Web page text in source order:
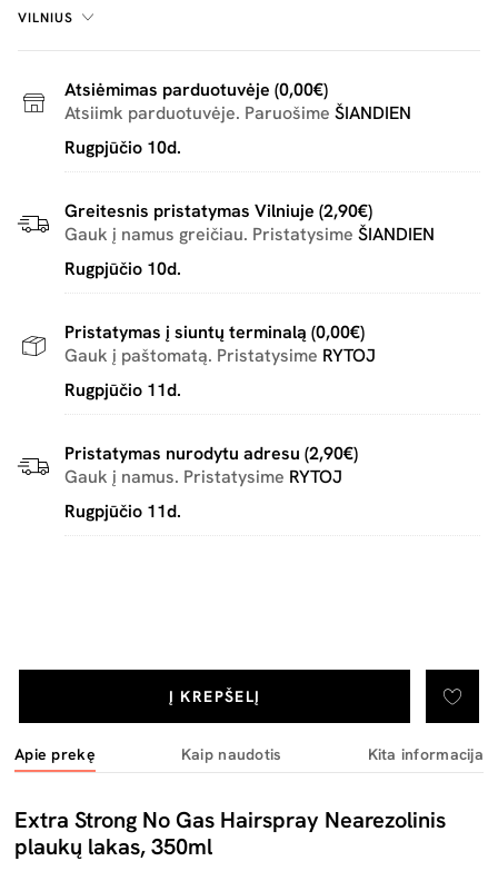
Į KREPŠELĮ
VILNIUS
Atsiėmimas parduotuvėje (0,00€)
Atsiimk parduotuvėje. Paruošime ŠIANDIEN
Rugpjūčio 10d.
Greitesnis pristatymas Vilniuje (2,90€)
Gauk į namus greičiau. Pristatysime ŠIANDIEN
Rugpjūčio 10d.
Pristatymas į siuntų terminalą (0,00€)
Gauk į paštomatą. Pristatysime RYTOJ
Rugpjūčio 11d.
Pristatymas nurodytu adresu (2,90€)
Gauk į namus. Pristatysime RYTOJ
Rugpjūčio 11d.
Apie prekę Kaip naudotis Kita informacija
Extra Strong No Gas Hairspray Nearezolinis
plaukų lakas, 350ml